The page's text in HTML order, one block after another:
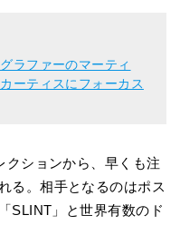
ラファーのマーティ
ーティスにフォーカス
クションから、早くも注
る。相手となるのはポス
SLINT」と世界有数のド